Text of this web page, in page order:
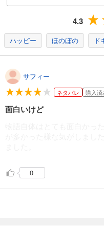
4.3
ハッピー ほのぼの ド
サフィー
ネタバレ 購入済
面白いけど
0